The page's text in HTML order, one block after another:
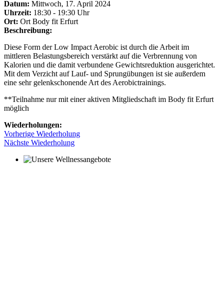
Datum: Mittwoch, 17. April 2024
Uhrzeit: 18:30 - 19:30 Uhr
Ort: Ort Body fit Erfurt
Beschreibung:
Diese Form der Low Impact Aerobic ist durch die Arbeit im
mittleren Belastungsbereich verstärkt auf die Verbrennung von
Kalorien und die damit verbundene Gewichtsreduktion ausgerichtet.
Mit dem Verzicht auf Lauf- und Sprungübungen ist sie außerdem
eine sehr gelenkschonende Art des Aerobictrainings.
**Teilnahme nur mit einer aktiven Mitgliedschaft im Body fit Erfurt
möglich
Wiederholungen:
Vorherige Wiederholung
Nächste Wiederholung